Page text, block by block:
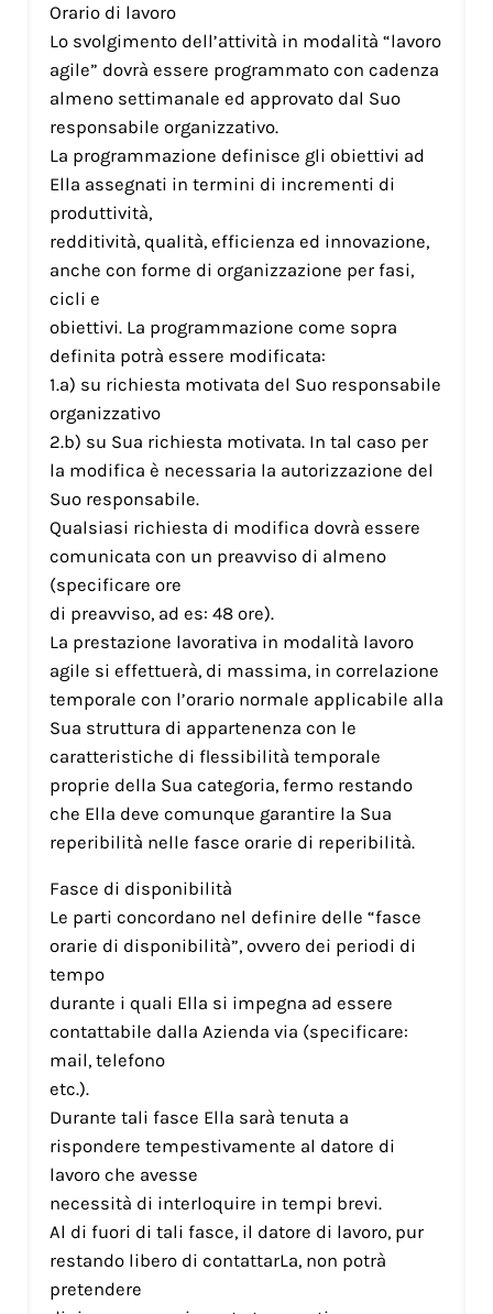
Orario di lavoro
Lo svolgimento dell’attività in modalità “lavoro
agile” dovrà essere programmato con cadenza
almeno settimanale ed approvato dal Suo
responsabile organizzativo.
La programmazione definisce gli obiettivi ad
Ella assegnati in termini di incrementi di
produttività,
redditività, qualità, efficienza ed innovazione,
anche con forme di organizzazione per fasi,
cicli e
obiettivi. La programmazione come sopra
definita potrà essere modificata:
1.a) su richiesta motivata del Suo responsabile
organizzativo
2.b) su Sua richiesta motivata. In tal caso per
la modifica è necessaria la autorizzazione del
Suo responsabile.
Qualsiasi richiesta di modifica dovrà essere
comunicata con un preavviso di almeno
(specificare ore
di preavviso, ad es: 48 ore).
La prestazione lavorativa in modalità lavoro
agile si effettuerà, di massima, in correlazione
temporale con l’orario normale applicabile alla
Sua struttura di appartenenza con le
caratteristiche di flessibilità temporale
proprie della Sua categoria, fermo restando
che Ella deve comunque garantire la Sua
reperibilità nelle fasce orarie di reperibilità.
Fasce di disponibilità
Le parti concordano nel definire delle “fasce
orarie di disponibilità”, ovvero dei periodi di
tempo
durante i quali Ella si impegna ad essere
contattabile dalla Azienda via (specificare:
mail, telefono
etc.).
Durante tali fasce Ella sarà tenuta a
rispondere tempestivamente al datore di
lavoro che avesse
necessità di interloquire in tempi brevi.
Al di fuori di tali fasce, il datore di lavoro, pur
restando libero di contattarLa, non potrà
pretendere